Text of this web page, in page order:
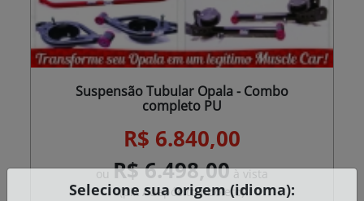
Suspensão Tubular Opala - Combo
completo PU
R$ 6.840,00
ou R$ 6.498,00 à vista
(pix / depósito / boleto)
Selecione sua origem (idioma):